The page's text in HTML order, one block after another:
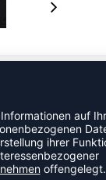
Jersey für
sowie ein